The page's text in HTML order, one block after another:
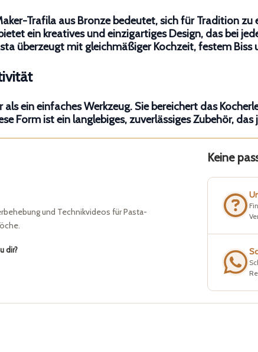
Trafila aus Bronze bedeutet, sich für Tradition
ein kreatives und einzigartiges Design, das bei
überzeugt mit gleichmäßiger Kochzeit, festem Biss
ein einfaches Werkzeug. Sie bereichert das
Form ist ein langlebiges, zuverlässiges Zubehör,
und Technikvideos für Pasta-
dir?
Keine